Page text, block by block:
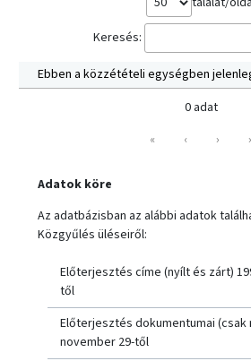
Keresés:
Ebben a közzétételi egységben
0 adat
«
‹ ›
Adatok köre
Az adatbázisban az alábbi adatok
Közgyűlés üléseiről:
Előterjesztés címe (nyílt és zárt)
től
Előterjesztés dokumentumai (csak
november 29-től